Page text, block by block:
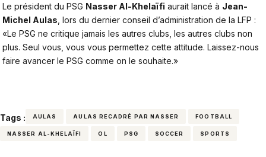
Le président du PSG Nasser Al-Khelaïfi aurait lancé à Jean-
Michel Aulas , lors du dernier conseil d’administration de la LFP :
«Le PSG ne critique jamais les autres clubs, les autres clubs non
plus. Seul vous, vous vous permettez cette attitude. Laissez-nous
faire avancer le PSG comme on le souhaite.»
Tags : AULAS AULAS RECADRÉ PAR NASSER FOOTBALL
NASSER AL-KHELAÏFI OL PSG SOCCER SPORTS